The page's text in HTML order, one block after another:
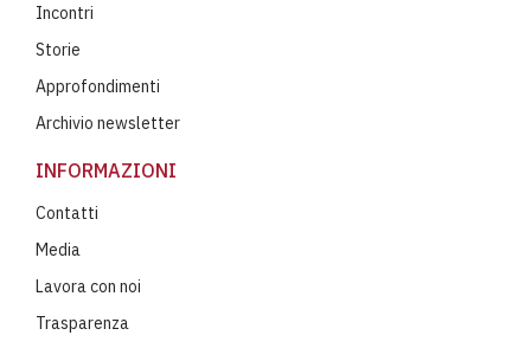
Incontri
Storie
Approfondimenti
Archivio newsletter
INFORMAZIONI
Contatti
Media
Lavora con noi
Trasparenza